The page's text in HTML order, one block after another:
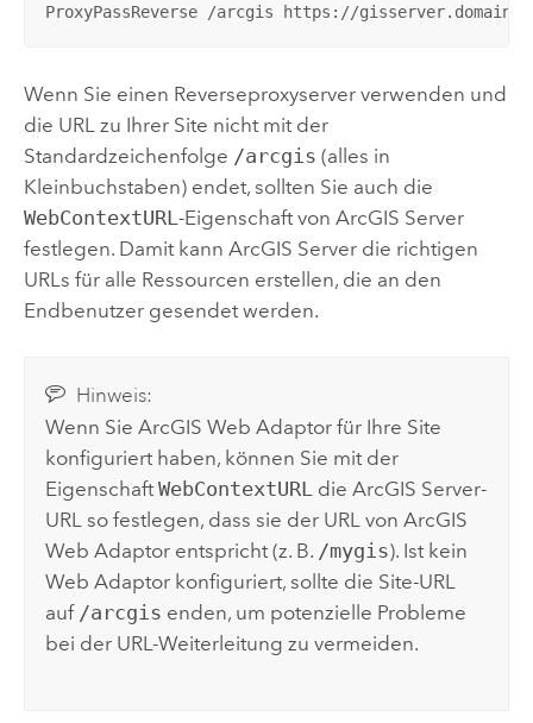
ProxyPassReverse /arcgis https://
Wenn Sie einen Reverseproxyserver verwenden und
die URL zu Ihrer Site nicht mit der
Standardzeichenfolge /arcgis (alles in
Kleinbuchstaben) endet, sollten Sie auch die
WebContextURL -Eigenschaft von ArcGIS Server
festlegen. Damit kann ArcGIS Serverdie richtigen
URLs für alle Ressourcen erstellen, die an den
Endbenutzer gesendet werden.
Hinweis:
Wenn SieArcGIS Web Adaptor für Ihre Site
konfiguriert haben, können Sie mit der
EigenschaftWebContextURL dieArcGIS Server-
URL so festlegen, dass sie der URL vonArcGIS
Web Adaptor entspricht (z. B. /mygis). Ist kein
Web Adaptor konfiguriert, sollte die Site-URL
auf /arcgis enden, um potenzielle Probleme
bei der URL-Weiterleitung zu vermeiden.